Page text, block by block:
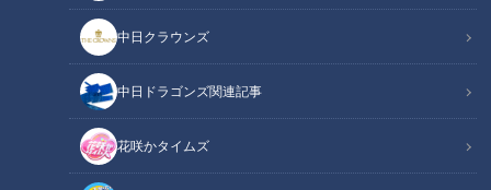
中日クラウンズ
中日ドラゴンズ関連記事
花咲かタイムズ